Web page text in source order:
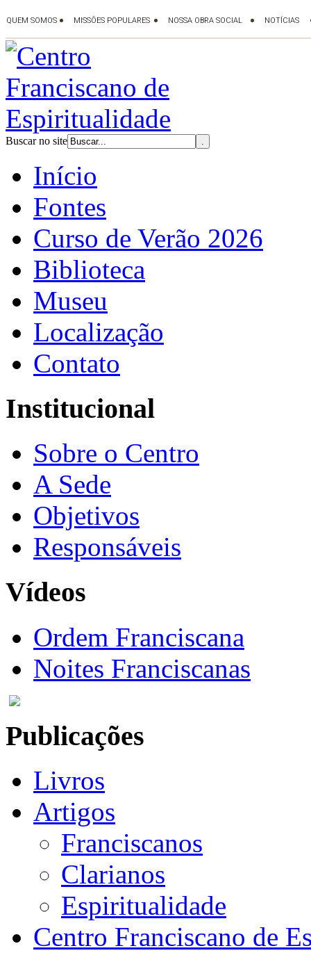
Buscar no site
Início
Fontes
Curso de Verão 2026
Biblioteca
Museu
Localização
Contato
Institucional
Sobre o Centro
A Sede
Objetivos
Responsáveis
Vídeos
Ordem Franciscana
Noites Franciscanas
Publicações
Livros
Artigos
Franciscanos
Clarianos
Espiritualidade
Centro Franciscano de